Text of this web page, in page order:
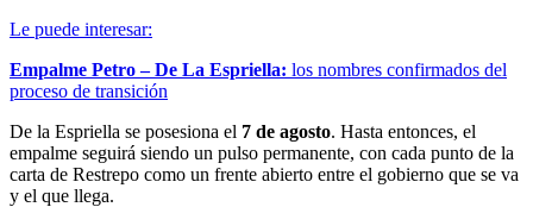
Le puede interesar:
Empalme Petro – De La Espriella: los nombres confirmados del
proceso de transición
De la Espriella se posesiona el 7 de agosto. Hasta entonces, el
empalme seguirá siendo un pulso permanente, con cada punto de la
carta de Restrepo como un frente abierto entre el gobierno que se va
y el que llega.